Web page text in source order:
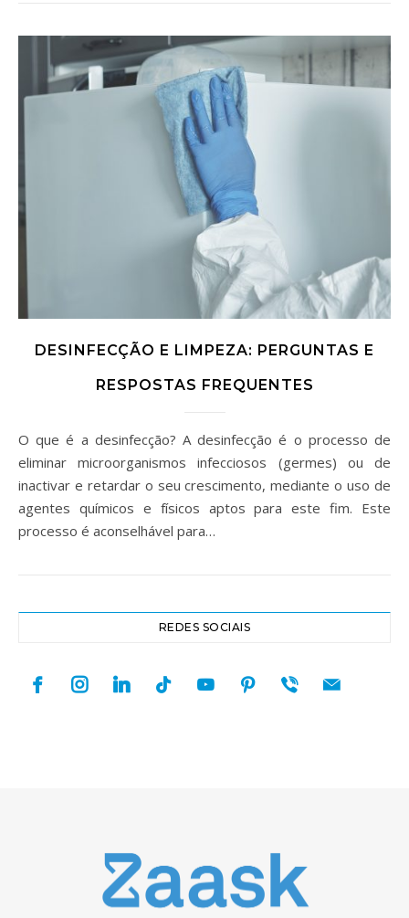
DESINFECÇÃO E LIMPEZA: PERGUNTAS E
RESPOSTAS FREQUENTES
O que é a desinfecção? A desinfecção é o processo de
eliminar microorganismos infecciosos (germes) ou de
inactivar e retardar o seu crescimento, mediante o uso de
agentes químicos e físicos aptos para este fim. Este
processo é aconselhável para…
REDES SOCIAIS
facebookinstagramlinkedintiktok youtubepinterest
viber mail